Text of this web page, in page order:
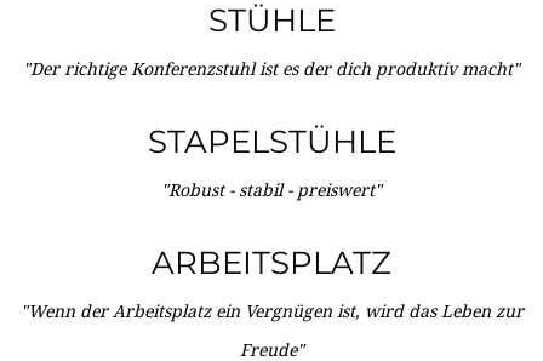
STÜHLE
"Der richtige Konferenzstuhl ist es der dich produktiv macht"
STAPELSTÜHLE
"Robust - stabil - preiswert"
ARBEITSPLATZ
"Wenn der Arbeitsplatz ein Vergnügen ist, wird das Leben zur
Freude"